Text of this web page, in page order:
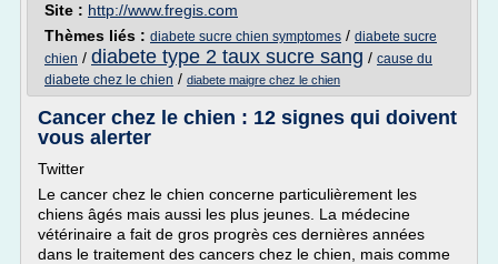
Site : http://www.fregis.com
Thèmes liés : diabete sucre chien symptomes / diabete sucre
chien / diabete type 2 taux sucre sang / cause du
diabete chez le chien / diabete maigre chez le chien
Cancer chez le chien : 12 signes qui doivent
vous alerter
Twitter
Le cancer chez le chien concerne particulièrement les
chiens âgés mais aussi les plus jeunes. La médecine
vétérinaire a fait de gros progrès ces dernières années
dans le traitement des cancers chez le chien, mais comme